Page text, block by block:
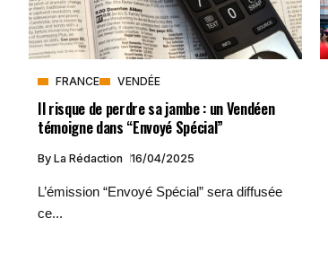
FRANCE VENDÉE
Il risque de perdre sa jambe : un Vendéen
témoigne dans “Envoyé Spécial”
By La Rédaction 16/04/2025
L’émission “Envoyé Spécial” sera diffusée
ce...